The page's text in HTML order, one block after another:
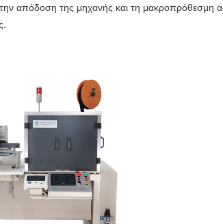
απόδοση της μηχανής και τη μακροπρόθεσμη